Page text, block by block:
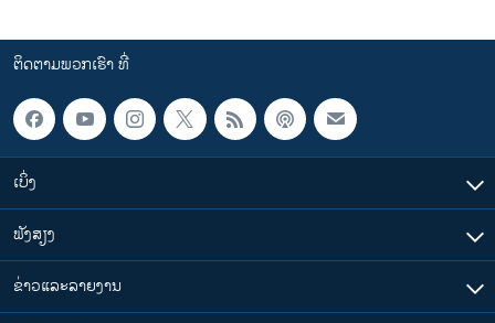
ຕິດຕາມພວກເຮົາ ທີ່
ເບິ່ງ
ຟັງສຽງ
ຂ່າວແລະລາຍງານ